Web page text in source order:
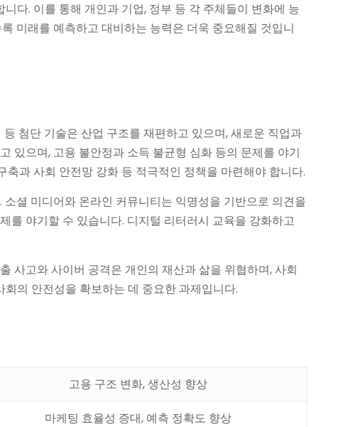
다. 이를 통해 개인과 기업, 정부 등 각 주체들이 변화에 능
미래를 예측하고 대비하는 능력은 더욱 중요해질 것입니
첨단 기술은 산업 구조를 재편하고 있으며, 새로운 직업과
있으며, 고용 불안정과 소득 불균형 심화 등의 문제를 야기
과 사회 안전망 강화 등 적극적인 정책을 마련해야 합니다.
셜 미디어와 온라인 커뮤니티는 익명성을 기반으로 의견을
를 야기할 수 있습니다. 디지털 리터러시 교육을 강화하고
사고와 사이버 공격은 개인의 재산과 삶을 위협하며, 사회
의 안전성을 확보하는 데 중요한 과제입니다.
고용 구조 변화, 생산성 향상
마케팅 효율성 증대, 예측 정확도 향상